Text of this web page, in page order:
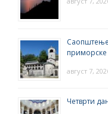
Саопштење
приморске
август 7,
Четврти